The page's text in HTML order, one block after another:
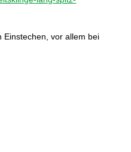
Einstechen, vor allem bei